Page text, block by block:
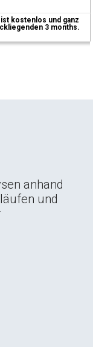
kostenlos und ganz
3 months.
anhand
und